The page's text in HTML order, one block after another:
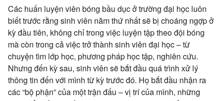
Các huấn luyện viên bóng bầu dục ở trường đại học luôn
biết trước rằng sinh viên năm thứ nhất sẽ bị choáng ngợp ở
kỳ đầu tiên, không chỉ trong việc luyện tập theo đội bóng
mà còn trong cả việc trở thành sinh viên đại học – từ
chuyện tìm lớp học, phương pháp học tập, nghiên cứu.
Nhưng đến kỳ sau, sinh viên sẽ bắt đầu quá trình xử lý
thông tin đến với mình từ kỳ trước đó. Họ bắt đầu nhận ra
các “bộ phận” của một trận đấu – vị trí của mình, những